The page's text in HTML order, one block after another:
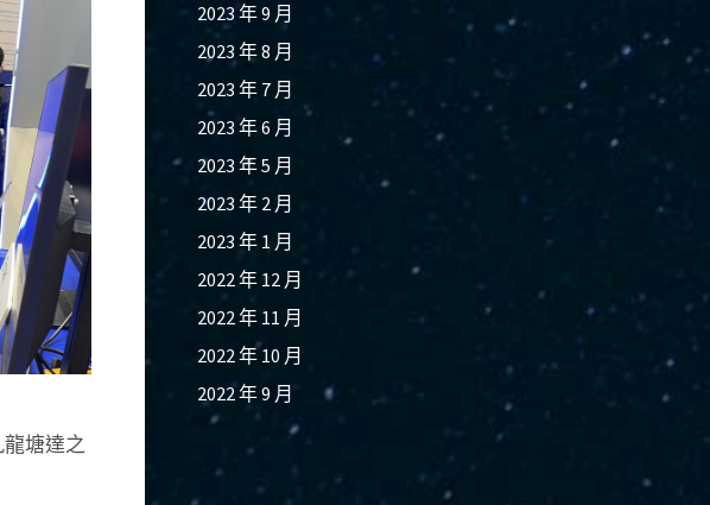
龍塘達之
2023 年 9 月
2023 年 8 月
2023 年 7 月
2023 年 6 月
2023 年 5 月
2023 年 2 月
2023 年 1 月
2022 年 12 月
2022 年 11 月
2022 年 10 月
2022 年 9 月